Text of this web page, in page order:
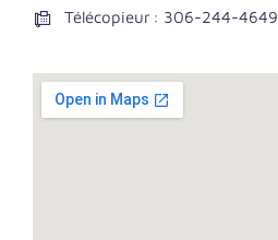
Télécopieur : 306-244-4649